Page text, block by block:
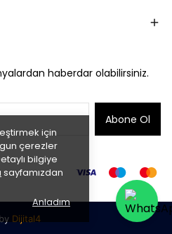
için
çerezler
bilgiye
sayfamızdan
Anladım
haberdar olabilirsiniz.
Abone Ol
Dijital4